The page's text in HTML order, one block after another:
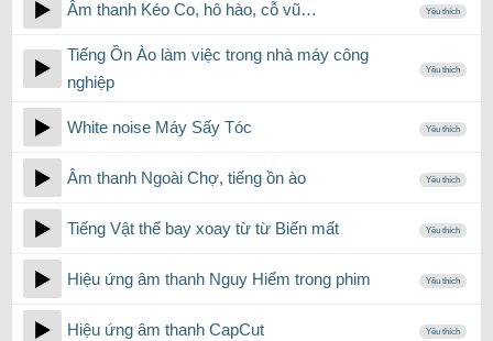
Âm thanh Kéo Co, hô hào, cỗ vũ… Yêu thích
Tiếng Ồn Ào làm việc trong nhà máy công
nghiệp
Yêu thích
White noise Máy Sấy Tóc Yêu thích
Âm thanh Ngoài Chợ, tiếng ồn ào Yêu thích
Tiếng Vật thể bay xoay từ từ Biến mất Yêu thích
Hiệu ứng âm thanh Nguy Hiểm trong phim Yêu thích
Hiệu ứng âm thanh CapCut Yêu thích